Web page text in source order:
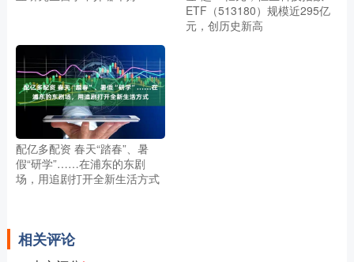
ETF（513180）规模近295亿
元，创历史新高
配亿多配资 春天“踏春”、暑
假“研学”……在浦东的东剧
场，用追剧打开全新生活方式
相关评论